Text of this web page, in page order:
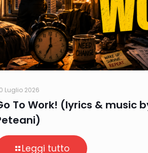
Luglio 2026
To Work! (lyrics & music
Leggi tutto